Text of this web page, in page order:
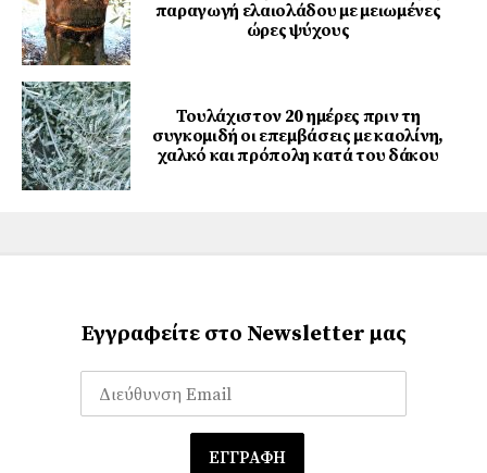
παραγωγή ελαιολάδου με μειωμένες
ώρες ψύχους
Τουλάχιστον 20 ημέρες πριν τη
συγκομιδή οι επεμβάσεις με καολίνη,
χαλκό και πρόπολη κατά του δάκου
Εγγραφείτε στο Newsletter μας